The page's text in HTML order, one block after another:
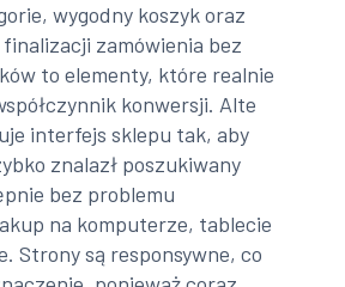
wygodny koszyk oraz
zamówienia bez
to elementy, które realnie
konwersji. Alte
interfejs sklepu tak, aby
znalazł poszukiwany
bez problemu
na komputerze, tablecie
Strony są responsywne, co